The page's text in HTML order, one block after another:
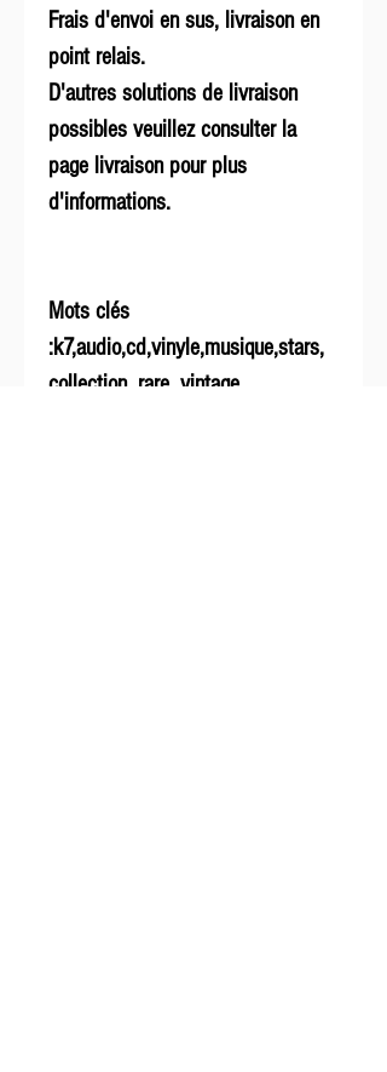
Frais d'envoi en sus, livraison en
point relais.
D'autres solutions de livraison
possibles veuillez consulter la
page livraison pour plus
d'informations.
Mots clés
:k7,audio,cd,vinyle,musique,stars,
collection, rare, vintage